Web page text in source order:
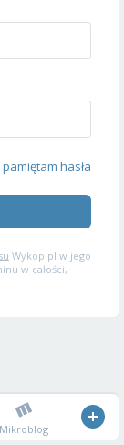
hasła
Wykop.pl w jego
w całości,
Mikroblog